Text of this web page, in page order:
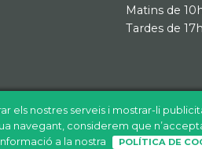
els nostres serveis i mostrar-li
navegant, considerem que
a la nostra
POLÍTICA DE
Matins de
Tardes de